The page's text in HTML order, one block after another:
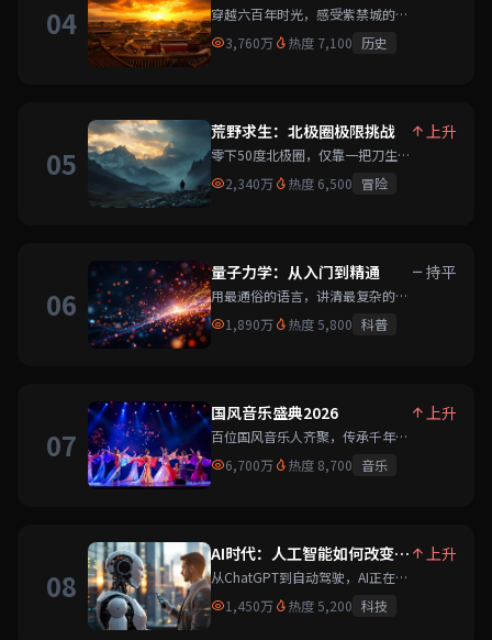
04
穿越六百年时光，感受紫禁城的辉
撼呈现。
3,760万 热度 7,100 历史
05
荒野求生：北极圈极限挑战
零下50度北极圈，仅靠一把刀生
2,340万 热度 6,500 冒险
上升
06
量子力学：从入门到精通
用最通俗的语言，讲清最复杂的物
1,890万 热度 5,800 科普
持平
07
国风音乐盛典2026
百位国风音乐人齐聚，传承千年古
6,700万 热度 8,700 音乐
上升
08
AI时代：人工智能如何改变生
活
从ChatGPT到自动驾驶，AI正在重
势。1,450万 热度 5,200 科技
上升